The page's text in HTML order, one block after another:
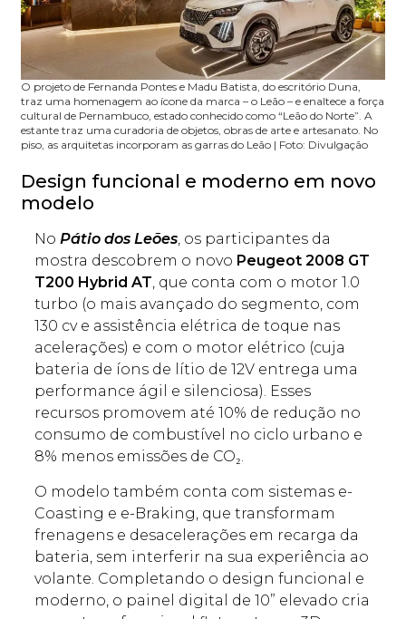
O projeto de Fernanda Pontes e Madu Batista, do escritório Duna,
traz uma homenagem ao ícone da marca – o Leão – e enaltece a força
cultural de Pernambuco, estado conhecido como “Leão do Norte”. A
estante traz uma curadoria de objetos, obras de arte e artesanato. No
piso, as arquitetas incorporam as garras do Leão | Foto: Divulgação
Design funcional e moderno em novo
modelo
NoPátio dos Leões, os participantes da
mostra descobrem o novo Peugeot 2008 GT
T200 Hybrid AT, que conta com o motor 1.0
turbo (o mais avançado do segmento, com
130 cv e assistência elétrica de toque nas
acelerações) e com o motor elétrico (cuja
bateria de íons de lítio de 12V entrega uma
performance ágil e silenciosa). Esses
recursos promovem até 10% de redução no
consumo de combustível no ciclo urbano e
8% menos emissões de CO₂.
O modelo também conta com sistemas e-
Coasting e e-Braking, que transformam
frenagens e desacelerações em recarga da
bateria, sem interferir na sua experiência ao
volante. Completando o design funcional e
moderno, o painel digital de 10” elevado cria